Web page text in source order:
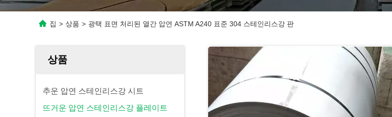
집 > 상품 > 광택 표면 처리된 열간 압연 ASTM A240 표준 304 스테인리스강 판
상품
추운 압연 스테인리스강 시트
뜨거운 압연 스테인리스강 플레이트